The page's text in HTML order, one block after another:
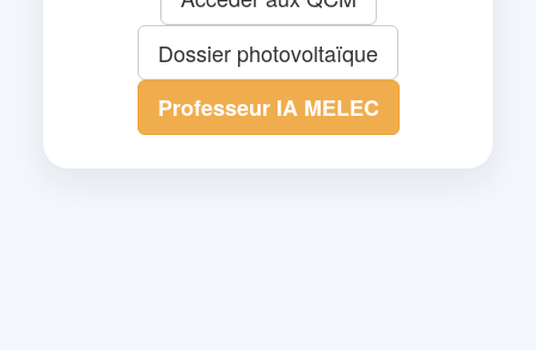
Dossier photovoltaïque
Professeur IA MELEC